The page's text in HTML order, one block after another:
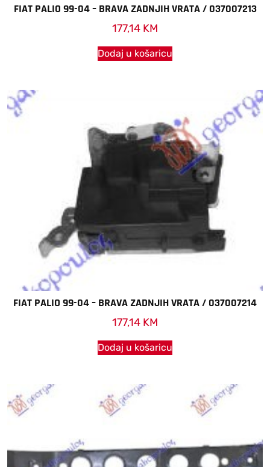
FIAT PALIO 99-04 – BRAVA ZADNJIH VRATA / 037007213
177,14 KM
Dodaj u košaricu
FIAT PALIO 99-04 – BRAVA ZADNJIH VRATA / 037007214
177,14 KM
Dodaj u košaricu